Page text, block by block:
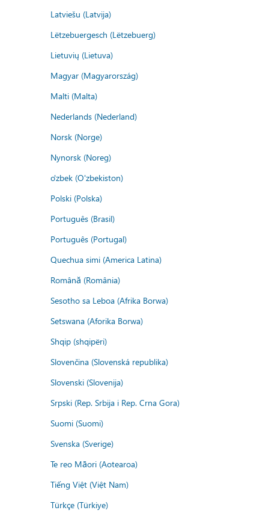
Latviešu (Latvija)
Lëtzebuergesch (Lëtzebuerg)
Lietuvių (Lietuva)
Magyar (Magyarország)
Malti (Malta)
Nederlands (Nederland)
Norsk (Norge)
Nynorsk (Noreg)
o'zbek (O'zbekiston)
Polski (Polska)
Português (Brasil)
Português (Portugal)
Quechua simi (America Latina)
Română (România)
Sesotho sa Leboa (Afrika Borwa)
Setswana (Aforika Borwa)
Shqip (shqipëri)
Slovenčina (Slovenská republika)
Slovenski (Slovenija)
Srpski (Rep. Srbija i Rep. Crna Gora)
Suomi (Suomi)
Svenska (Sverige)
Te reo Māori (Aotearoa)
Tiếng Việt (Việt Nam)
Türkçe (Türkiye)